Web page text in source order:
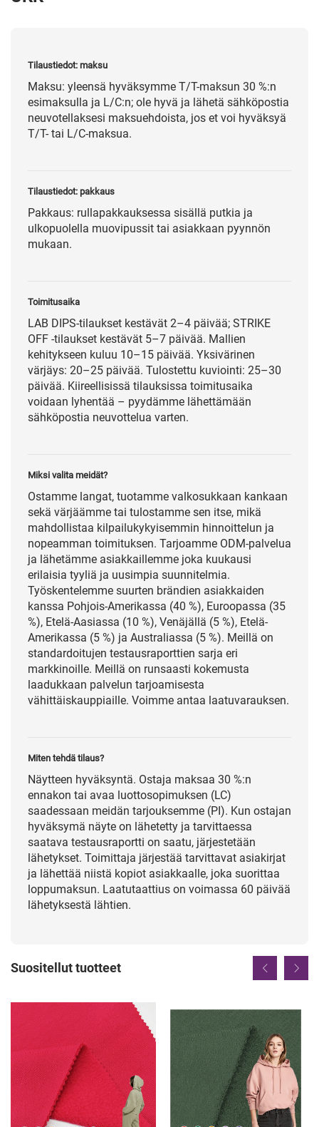
Tilaustiedot: maksu
Maksu: yleensä hyväksymme T/T-maksun 30 %:n
esimaksulla ja L/C:n; ole hyvä ja lähetä sähköpostia
neuvotellaksesi maksuehdoista, jos et voi hyväksyä
T/T- tai L/C-maksua.
Tilaustiedot: pakkaus
Pakkaus: rullapakkauksessa sisällä putkia ja
ulkopuolella muovipussit tai asiakkaan pyynnön
mukaan.
Toimitusaika
LAB DIPS-tilaukset kestävät 2–4 päivää; STRIKE
OFF -tilaukset kestävät 5–7 päivää. Mallien
kehitykseen kuluu 10–15 päivää. Yksivärinen
värjäys: 20–25 päivää. Tulostettu kuviointi: 25–30
päivää. Kiireellisissä tilauksissa toimitusaika
voidaan lyhentää – pyydämme lähettämään
sähköpostia neuvottelua varten.
Miksi valita meidät?
Ostamme langat, tuotamme valkosukkaan kankaan
sekä värjäämme tai tulostamme sen itse, mikä
mahdollistaa kilpailukykyisemmin hinnoittelun ja
nopeamman toimituksen. Tarjoamme ODM-palvelua
ja lähetämme asiakkaillemme joka kuukausi
erilaisia tyyliä ja uusimpia suunnitelmia.
Työskentelemme suurten brändien asiakkaiden
kanssa Pohjois-Amerikassa (40 %), Euroopassa (35
%), Etelä-Aasiassa (10 %), Venäjällä (5 %), Etelä-
Amerikassa (5 %) ja Australiassa (5 %). Meillä on
standardoitujen testausraporttien sarja eri
markkinoille. Meillä on runsaasti kokemusta
laadukkaan palvelun tarjoamisesta
vähittäiskauppiaille. Voimme antaa laatuvarauksen.
Miten tehdä tilaus?
Näytteen hyväksyntä. Ostaja maksaa 30 %:n
ennakon tai avaa luottosopimuksen (LC)
saadessaan meidän tarjouksemme (PI). Kun ostajan
hyväksymä näyte on lähetetty ja tarvittaessa
saatava testausraportti on saatu, järjestetään
lähetykset. Toimittaja järjestää tarvittavat asiakirjat
ja lähettää niistä kopiot asiakkaalle, joka suorittaa
loppumaksun. Laatutaattius on voimassa 60 päivää
lähetyksestä lähtien.
Suositellut tuotteet